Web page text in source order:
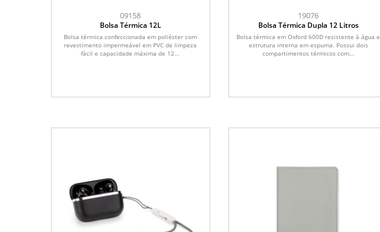
09158
Bolsa Térmica 12L
Bolsa térmica confeccionada em poliéster com
revestimento impermeável em PVC de limpeza
fácil e capacidade máxima de 12...
19076
Bolsa Térmica Dupla 12 Litros
Bolsa térmica em Oxford 600D resistente à água e
estrutura interna em espuma. Possui dois
compartimentos térmicos com...